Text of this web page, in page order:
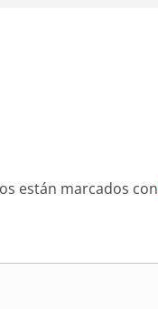
están marcados con